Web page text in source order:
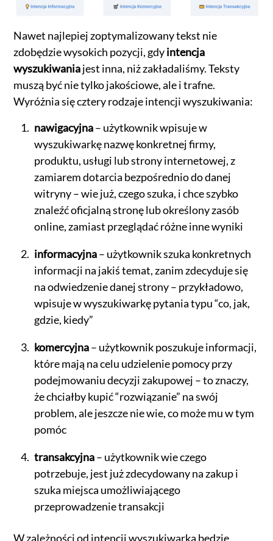
Nawet najlepiej zoptymalizowany tekst nie
zdobędzie wysokich pozycji, gdyintencja
wyszukiwaniajest inna, niż zakładaliśmy. Teksty
muszą być nie tylko jakościowe, ale i trafne.
Wyróżnia się cztery rodzaje intencji wyszukiwania:
nawigacyjna– użytkownik wpisuje w
wyszukiwarkę nazwę konkretnej firmy,
produktu, usługi lub strony internetowej, z
zamiarem dotarcia bezpośrednio do danej
witryny – wie już, czego szuka, i chce szybko
znaleźć oficjalną stronę lub określony zasób
online, zamiast przeglądać różne inne wyniki
informacyjna– użytkownik szuka konkretnych
informacji na jakiś temat, zanim zdecyduje się
na odwiedzenie danej strony – przykładowo,
wpisuje w wyszukiwarkę pytania typu “co, jak,
gdzie, kiedy”
komercyjna– użytkownik poszukuje informacji,
które mają na celu udzielenie pomocy przy
podejmowaniu decyzji zakupowej – to znaczy,
że chciałby kupić “rozwiązanie” na swój
problem, ale jeszcze nie wie, co może mu w tym
pomóc
transakcyjna– użytkownik wie czego
potrzebuje, jest już zdecydowany na zakup i
szuka miejsca umożliwiającego
przeprowadzenie transakcji
W zależności od intencji wyszukiwarka będzie